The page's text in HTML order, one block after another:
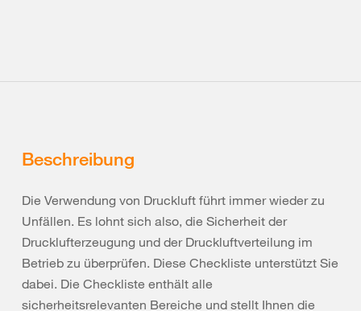
Beschreibung
Die Verwendung von Druckluft führt immer wieder zu
Unfällen. Es lohnt sich also, die Sicherheit der
Drucklufterzeugung und der Druckluftverteilung im
Betrieb zu überprüfen. Diese Checkliste unterstützt Sie
dabei. Die Checkliste enthält alle
sicherheitsrelevanten Bereiche und stellt Ihnen die